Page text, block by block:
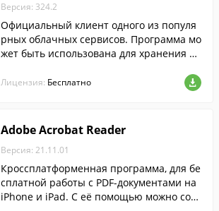
Версия: 324.2
Официальный клиент одного из популя
рных облачных сервисов. Программа мо
жет быть использована для хранения ва
ных, для обмена файлами с друзьями и к
Лицензия: Бесплатно
Adobe Acrobat Reader
Версия: 21.11.01
Кроссплатформенная программа, для бе
сплатной работы с PDF-документами на
iPhone и iPad. С её помощью можно созд